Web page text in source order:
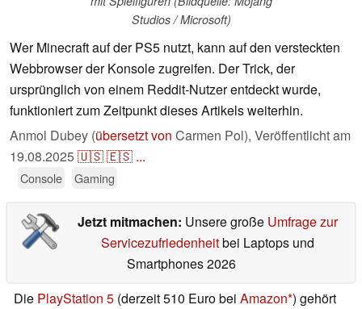
Studios / Microsoft)
Wer Minecraft auf der PS5 nutzt, kann auf den versteckten
Webbrowser der Konsole zugreifen. Der Trick, der
ursprünglich von einem Reddit-Nutzer entdeckt wurde,
funktioniert zum Zeitpunkt dieses Artikels weiterhin.
Anmol Dubey (übersetzt von Carmen Pol), Veröffentlicht am
19.08.2025🇺🇸🇪🇸 ...
Console Gaming
Jetzt mitmachen: Unsere große Umfrage zur
Servicezufriedenheitbei Laptops und
Smartphones 2026
Die PlayStation 5 (derzeit 510 Euro bei Amazon ) gehört